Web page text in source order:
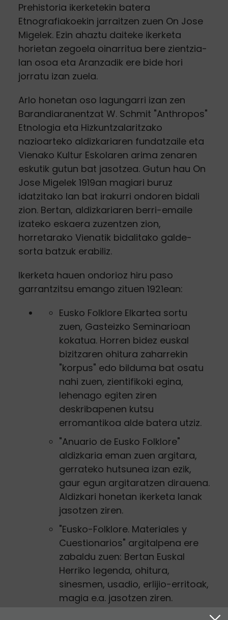
Prehistoria ikerketekin batera
Etnografiakoekin jarraitzen zuen On Jose
Migelek. Ezin ahaztu daiteke ikerketa
horietan zegoela oinarritua bere zientzia-
lan osoa eta Aranzadik ere bide hori
jorratu izan zuela.
Arlo honetan oso lagungarri izan zen
Barandiaranentzat W. Schmit "Anthropos"
Etnologia eta Hizkuntzalaritzako
nazioarteko aldizkariaren fundatzaile eta
Vienako Kultur Eskolaren arima zenaren
eskutik gutun bat jasotzea. Gutun hau On
Jose Migelek 1919an magiari buruz
idatzitako lan bat irakurri ondoren bidali
zion. Bertan, aldizkariaren berri-emaile
izateko eskaera zuzentzen zion,
horretarako Vienatik bidalitako galde-
sorta batzuk erabiliz.
Ikerketa hauen ondorioz hiru paso
garrantzitsu emango zituen 1921ean:
Eusko Folklore Elkartea sortu
zuen, Gasteizko Seminarioan
kokatua. Horren bidez euskal
bizitzaren ohitura zaharrekin
"korpus" edo bilduma bat osatu
nahi zuen, zientifikoki egina,
lehenago egiten ziren
deskribapenen kutsu
erromantikoa alde batera utziz.
"Anuario de Eusko Folklore"
aldizkaria eman zuen argitara,
gerrateko hutsunea izan ezik,
gaur egun argitaratzen dirauena.
Aldizkari honetan ikerketa lanak
jasotzen ziren.
"Eusko-Folklore. Materiales y
Cuestionarios" argitalpena ere
zabaldu zuen: Bertan Euskal
Herriko legenda, ohitura,
sinesmen, usadio, erlijio-erritoak,
magia e.a. jasotzen ziren.